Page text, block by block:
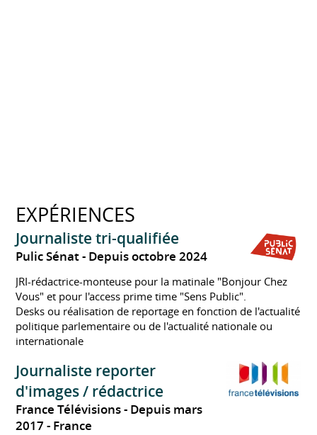
EXPÉRIENCES
Journaliste tri-qualifiée
Pulic Sénat Depuis octobre 2024
JRI-rédactrice-monteuse pour la matinale "Bonjour Chez
Vous" et pour l'access prime time "Sens Public".
Desks ou réalisation de reportage en fonction de l'actualité
politique parlementaire ou de l'actualité nationale ou
internationale
Journaliste reporter
d'images / rédactrice
France Télévisions
Depuis mars
2017 France